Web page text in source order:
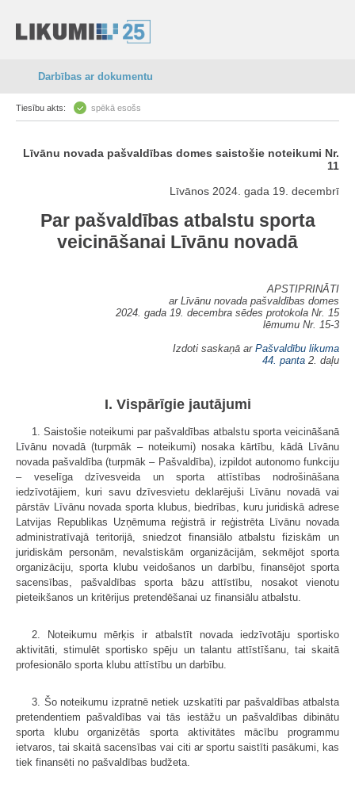
Darbības ar dokumentu
Tiesību akts: spēkā esošs
Līvānu novada pašvaldības domes saistošie noteikumi Nr.
11
Līvānos 2024. gada 19. decembrī
Par pašvaldības atbalstu sporta
veicināšanai Līvānu novadā
APSTIPRINĀTI
ar Līvānu novada pašvaldības domes
2024. gada 19. decembra sēdes protokola Nr. 15
lēmumu Nr. 15-3
Izdoti saskaņā ar Pašvaldību likuma
44. panta 2. daļu
I. Vispārīgie jautājumi
1. Saistošie noteikumi par pašvaldības atbalstu sporta veicināšanā
Līvānu novadā (turpmāk – noteikumi) nosaka kārtību, kādā Līvānu
novada pašvaldība (turpmāk – Pašvaldība), izpildot autonomo funkciju
– veselīga dzīvesveida un sporta attīstības nodrošināšana
iedzīvotājiem, kuri savu dzīvesvietu deklarējuši Līvānu novadā vai
pārstāv Līvānu novada sporta klubus, biedrības, kuru juridiskā adrese
Latvijas Republikas Uzņēmuma reģistrā ir reģistrēta Līvānu novada
administratīvajā teritorijā, sniedzot finansiālo atbalstu fiziskām un
juridiskām personām, nevalstiskām organizācijām, sekmējot sporta
organizāciju, sporta klubu veidošanos un darbību, finansējot sporta
sacensības, pašvaldības sporta bāzu attīstību, nosakot vienotu
pieteikšanos un kritērijus pretendēšanai uz finansiālu atbalstu.
2. Noteikumu mērķis ir atbalstīt novada iedzīvotāju sportisko
aktivitāti, stimulēt sportisko spēju un talantu attīstīšanu, tai skaitā
profesionālo sporta klubu attīstību un darbību.
3. Šo noteikumu izpratnē netiek uzskatīti par pašvaldības atbalsta
pretendentiem pašvaldības vai tās iestāžu un pašvaldības dibinātu
sporta klubu organizētās sporta aktivitātes mācību programmu
ietvaros, tai skaitā sacensības vai citi ar sportu saistīti pasākumi, kas
tiek finansēti no pašvaldības budžeta.